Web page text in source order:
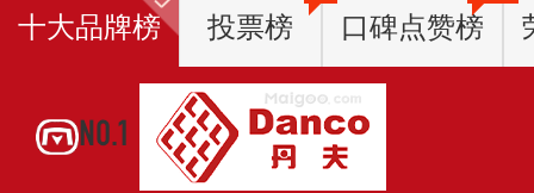
十大品牌榜 投票榜 口碑点赞榜
NO.1